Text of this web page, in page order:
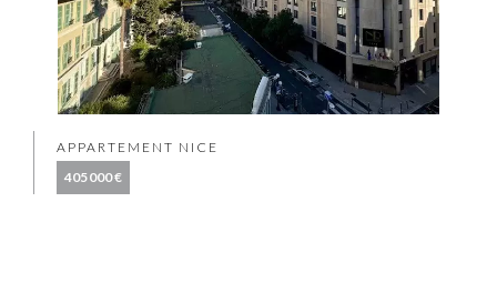
APPARTEMENT NICE
405 000 €